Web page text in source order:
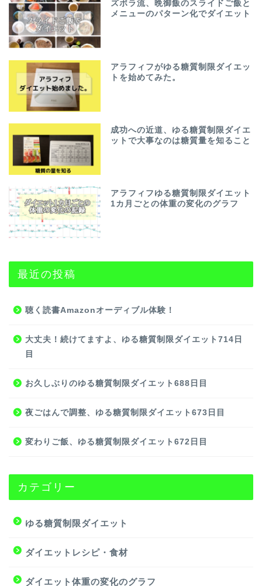
ズボラ流、晩御飯のスライドご飯と
メニューのパターン化でダイエット
アラフィフがゆる糖質制限ダイエッ
トを始めてみた。
成功への近道、ゆる糖質制限ダイエ
ットで大事なのは糖質量を知ること
アラフィフゆる糖質制限ダイエット
1カ月ごとの体重の変化のグラフ
最近の投稿
聴く読書Amazonオーディブル体験！
大丈夫！続けてますよ、ゆる糖質制限ダイエット714日
目
お久しぶりのゆる糖質制限ダイエット688日目
夜ごはんで調整、ゆる糖質制限ダイエット673日目
変わりご飯、ゆる糖質制限ダイエット672日目
カテゴリー
ゆる糖質制限ダイエット
ダイエットレシピ・食材
ダイエット体重の変化のグラフ